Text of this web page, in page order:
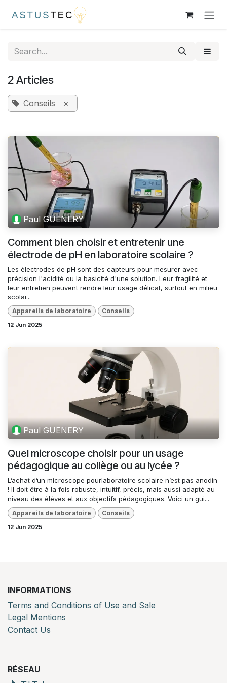
2 Articles
Conseils ×
Paul GUENERY
Comment bien choisir et entretenir une
électrode de pH en laboratoire scolaire ?
Les électrodes de pH sont des capteurs pour mesurer avec
précision l'acidité ou la basicité d'une solution. Leur fragilité et
leur entretien peuvent rendre leur usage délicat, surtout en milieu
scolai...
Appareils de laboratoire Conseils
12 Jun 2025
Paul GUENERY
Quel microscope choisir pour un usage
pédagogique au collège ou au lycée ?
L’achat d’un microscope pourlaboratoire scolaire n’est pas anodin
! Il doit être à la fois robuste, intuitif, précis, mais aussi adapté au
niveau des élèves et aux objectifs pédagogiques. Voici un gui...
Appareils de laboratoire Conseils
12 Jun 2025
INFORMATIONS
Terms and Conditions of Use and Sale
Legal Mentions
Contact Us
RÉSEAU